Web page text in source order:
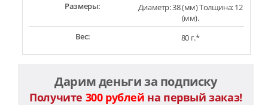
Размеры:
Диаметр: 38 (мм) Толщина: 12
(мм).
Вес:
80 г.*
Дарим деньги за подписку
Получите 300 рублей на первый заказ!